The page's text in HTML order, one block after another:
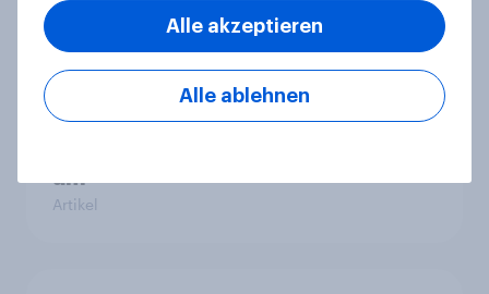
Steigende Benzinpreise verändern
das Mobilitätsverhalten – Deutsche
steigen bei längeren Strecken vom
um
Artikel
Alle ablehnen
Alle akzeptieren